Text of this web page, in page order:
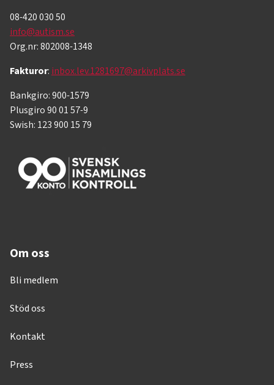
08-420 030 50
info@autism.se
Org.nr: 802008-1348
Fakturor: inbox.lev.1281697@arkivplats.se
Bankgiro: 900-1579
Plusgiro 90 01 57-9
Swish: 123 900 15 79
Om oss
Bli medlem
Stöd oss
Kontakt
Press